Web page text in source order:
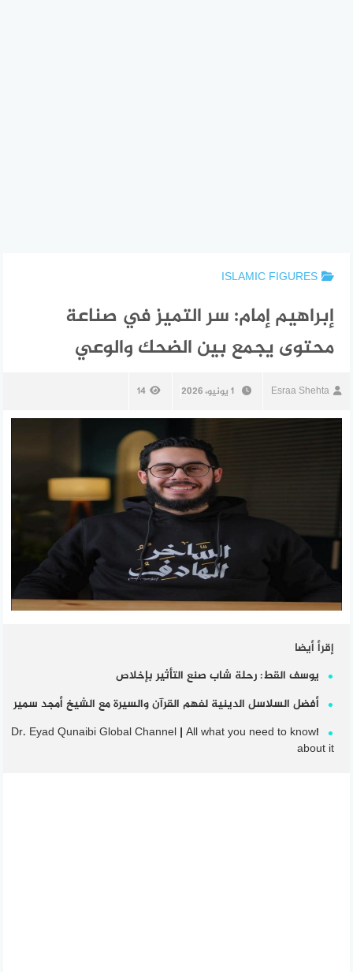
ISLAMIC FIGURES
إبراهيم إمام: سر التميز في صناعة
محتوى يجمع بين الضحك والوعي
Esraa Shehta 1 يونيو، 2026 14
إقرأ أيضا
يوسف القط: رحلة شاب صنع التأثير بإخلاص
أفضل السلاسل الدينية لفهم القرآن والسيرة مع الشيخ أمجد سمير
!Dr. Eyad Qunaibi Global Channel | All what you need to know
about it